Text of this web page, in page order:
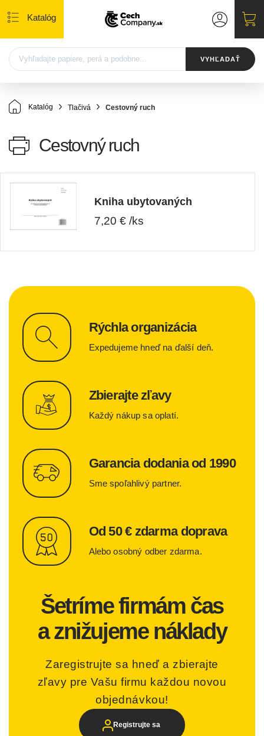
Katalóg
VYHĽADAŤ
Katalóg Tlačivá Cestovný ruch
Cestovný ruch
Kniha ubytovaných
7,20 € /ks
Šetríme firmám čas
a znižujeme náklady
Zaregistrujte sa hneď a zbierajte
zľavy pre Vašu firmu každou novou
objednávkou!
Registrujte sa
Rýchla organizácia
Expedujeme hneď na ďalší deň.
Zbierajte zľavy
Každý nákup sa oplatí.
Garancia dodania od 1990
Sme spoľahlivý partner.
Od 50 € zdarma doprava
Alebo osobný odber zdarma.